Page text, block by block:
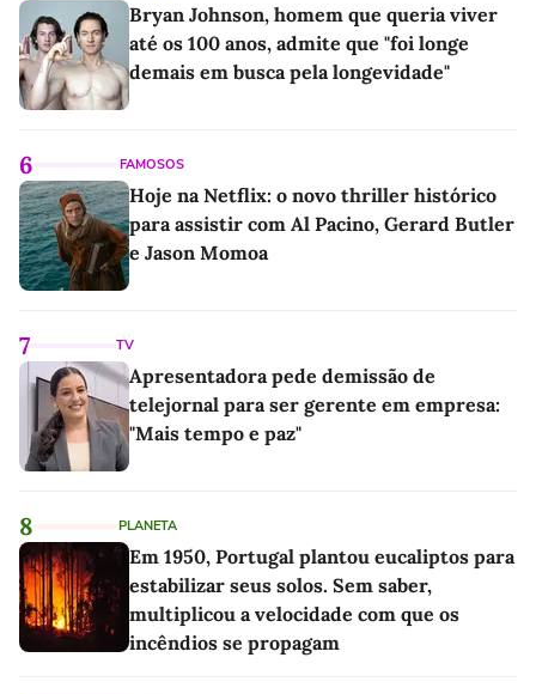
Bryan Johnson, homem que queria viver
até os 100 anos, admite que "foi longe
demais em busca pela longevidade"
6 FAMOSOS
Hoje na Netflix: o novo thriller histórico
para assistir com Al Pacino, Gerard Butler
e Jason Momoa
7 TV
Apresentadora pede demissão de
telejornal para ser gerente em empresa:
"Mais tempo e paz"
8 PLANETA
Em 1950, Portugal plantou eucaliptos para
estabilizar seus solos. Sem saber,
multiplicou a velocidade com que os
incêndios se propagam